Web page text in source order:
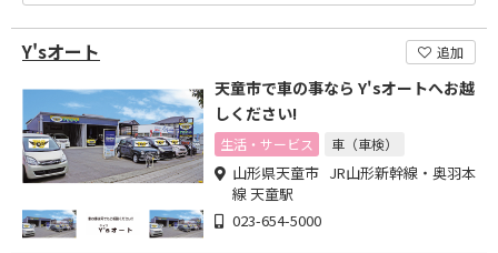
Y'sオート 追加
天童市で車の事なら Y'sオートへお越
しください!
生活・サービス 車（車検）
山形県天童市 JR山形新幹線・奥羽本
線 天童駅
023-654-5000